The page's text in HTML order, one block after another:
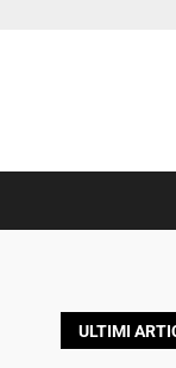
ULTIMI